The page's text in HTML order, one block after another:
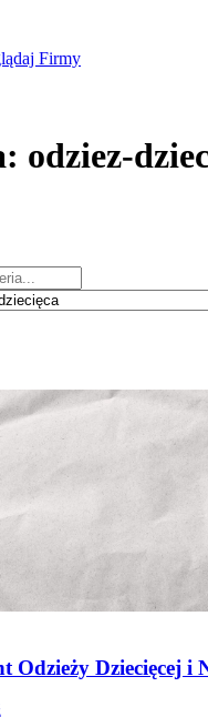
Firmy
odziez-
Odzieży Dziecięcej i